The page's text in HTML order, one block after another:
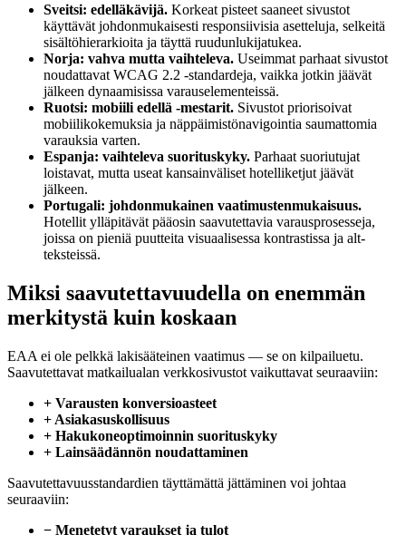
Sveitsi: edelläkävijä. Korkeat pisteet saaneet sivustot
käyttävät johdonmukaisesti responsiivisia asetteluja, selkeitä
sisältöhierarkioita ja täyttä ruudunlukijatukea.
Norja: vahva mutta vaihteleva. Useimmat parhaat sivustot
noudattavat WCAG 2.2 -standardeja, vaikka jotkin jäävät
jälkeen dynaamisissa varauselementeissä.
Ruotsi: mobiili edellä -mestarit. Sivustot priorisoivat
mobiilikokemuksia ja näppäimistönavigointia saumattomia
varauksia varten.
Espanja: vaihteleva suorituskyky. Parhaat suoriutujat
loistavat, mutta useat kansainväliset hotelliketjut jäävät
jälkeen.
Portugali: johdonmukainen vaatimustenmukaisuus.
Hotellit ylläpitävät pääosin saavutettavia varausprosesseja,
joissa on pieniä puutteita visuaalisessa kontrastissa ja alt-
teksteissä.
Miksi saavutettavuudella on enemmän
merkitystä kuin koskaan
EAA ei ole pelkkä lakisääteinen vaatimus — se on kilpailuetu.
Saavutettavat matkailualan verkkosivustot vaikuttavat seuraaviin:
+ Varausten konversioasteet
+ Asiakasuskollisuus
+ Hakukoneoptimoinnin suorituskyky
+ Lainsäädännön noudattaminen
Saavutettavuusstandardien täyttämättä jättäminen voi johtaa
seuraaviin:
− Menetetyt varaukset ja tulot